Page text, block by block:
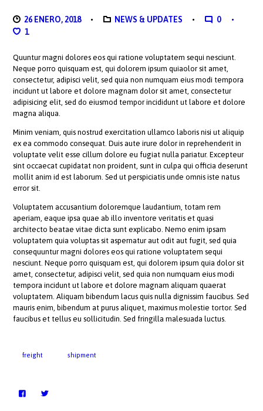
26 ENERO, 2018 NEWS & UPDATES
0
1
Quuntur magni dolores eos qui ratione voluptatem sequi nesciunt.
Neque porro quisquam est, qui dolorem ipsum quiaolor sit amet,
consectetur, adipisci velit, sed quia non numquam eius modi tempora
incidunt ut labore et dolore magnam dolor sit amet, consectetur
adipisicing elit, sed do eiusmod tempor incididunt ut labore et dolore
magna aliqua.
Minim veniam, quis nostrud exercitation ullamco laboris nisi ut aliquip
ex ea commodo consequat. Duis aute irure dolor in reprehenderit in
voluptate velit esse cillum dolore eu fugiat nulla pariatur. Excepteur
sint occaecat cupidatat non proident, sunt in culpa qui officia deserunt
mollit anim id est laborum. Sed ut perspiciatis unde omnis iste natus
error sit.
Voluptatem accusantium doloremque laudantium, totam rem
aperiam, eaque ipsa quae ab illo inventore veritatis et quasi
architecto beatae vitae dicta sunt explicabo. Nemo enim ipsam
voluptatem quia voluptas sit aspernatur aut odit aut fugit, sed quia
consequuntur magni dolores eos qui ratione voluptatem sequi
nesciunt. Neque porro quisquam est, qui dolorem ipsum quia dolor sit
amet, consectetur, adipisci velit, sed quia non numquam eius modi
tempora incidunt ut labore et dolore magnam aliquam quaerat
voluptatem. Aliquam bibendum lacus quis nulla dignissim faucibus. Sed
mauris enim, bibendum at purus aliquet, maximus molestie tortor. Sed
faucibus et tellus eu sollicitudin. Sed fringilla malesuada luctus.
freight shipment